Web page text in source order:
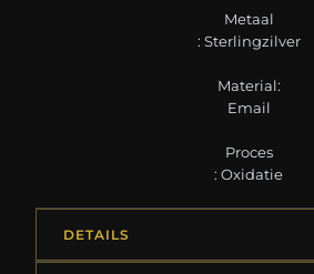
Metaal
: Sterlingzilver
Material:
Email
Proces
: Oxidatie
DETAILS